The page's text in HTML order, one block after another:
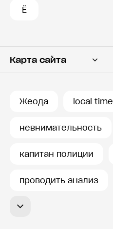
Ё
Карта сайта
Жеода local time
невнимательность
капитан полиции
проводить анализ